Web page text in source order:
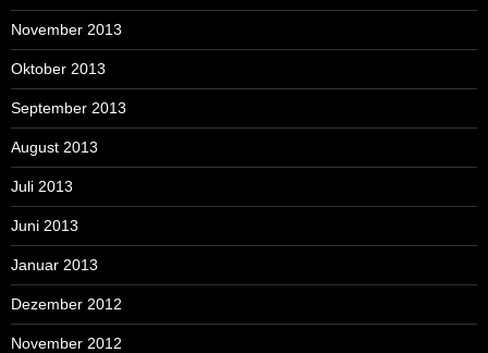
November 2013
Oktober 2013
September 2013
August 2013
Juli 2013
Juni 2013
Januar 2013
Dezember 2012
November 2012